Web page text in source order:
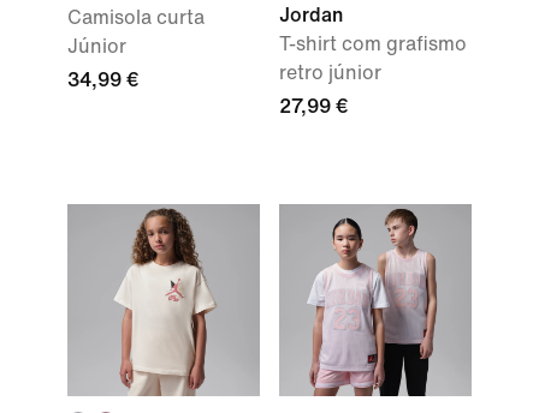
Camisola curta
Júnior
34,99 €
Jordan
T-shirt com grafismo
retro júnior
27,99 €